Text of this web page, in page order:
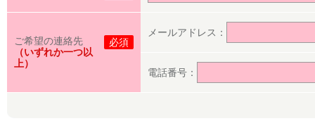
ご希望の連絡先
必須
（いずれか一つ以
上）
メールアドレス：
電話番号：